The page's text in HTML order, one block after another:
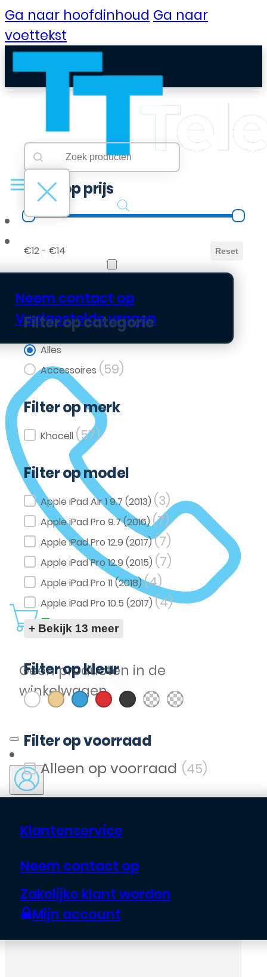
Ga naar hoofdinhoud Ga naar
voettekst
B2B Portaal
Neem contact op
Veelgestelde vragen
0
Geen producten in de
winkelwagen.
Klantenservice
Neem contact op
Zakelijke klant worden
Mijn account
Searchbar
Search content
Filter op prijs
Filter op prijs
€12 - €14 Reset
Filter op categorie
Filter op categorie
Alles
Accessoires (59)
Filter op merk
Filter op merk
Khocell (57)
Filter op model
Filter op model
Apple iPad Air 1 9.7 (2013) (3)
Apple iPad Pro 9.7 (2016)(7)
Apple iPad Pro 12.9 (2017)(7)
Apple iPad Pro 12.9 (2015) (7)
Apple iPad Pro 11 (2018)(4)
Apple iPad Pro 10.5 (2017) (4)
+ Bekijk 13 meer
Filter op kleur
Filter op kleur
(6) (11)
Blauw (7) (6) (12)
Filter op voorraad
Filter op voorraad (45)